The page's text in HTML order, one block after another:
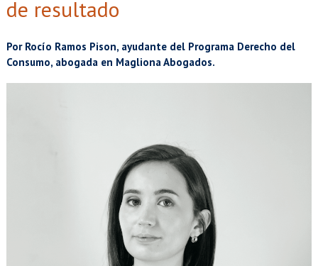
EXTENSIÓN
Académicos Estudiantes
de resultado
Por Rocío Ramos Pison, ayudante del Programa Derecho del
Consumo, abogada en Magliona Abogados.